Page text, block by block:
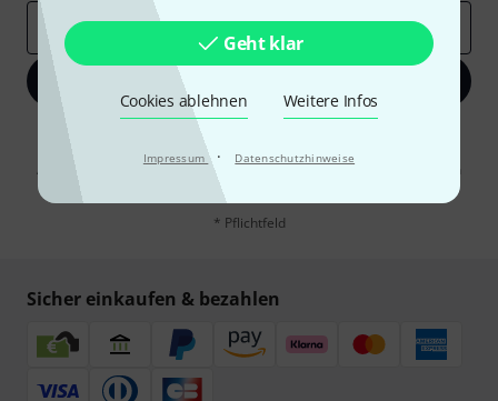
Geht klar
Cookies ablehnen Weitere Infos
Impressum · Datenschutzhinweise
E-Mail-Adresse*
Mit Klick auf „Jetzt anmelden“ stimmen Sie dem Erhalt von E-Mail-
Werbung und einer Messung des E-Mail-Nutzungsverhaltens zu. Die
Abmeldung ist jederzeit möglich. Weitere Informationen finden Sie in
Datenschutzhinweisen
* Pflichtfeld
Sicher einkaufen & bezahlen